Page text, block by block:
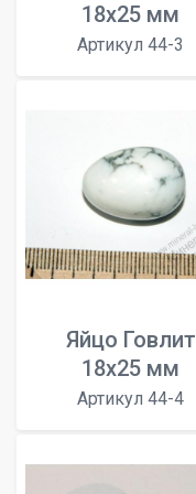
18х25 мм
Артикул 44-3
Яйцо Говлит
18х25 мм
Артикул 44-4